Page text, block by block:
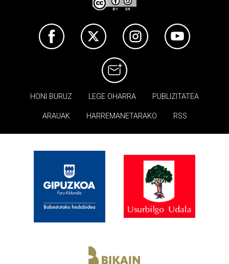
HONI BURUZ LEGE OHARRA PUBLIZITATEA
ARAUAK HARREMANETARAKO RSS